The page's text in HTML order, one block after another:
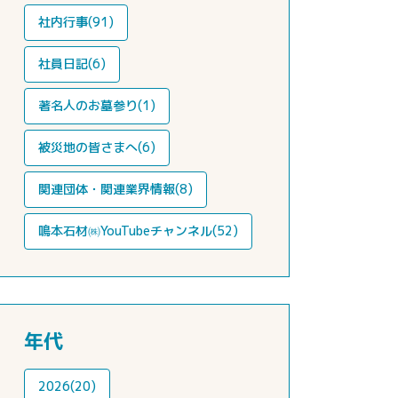
社内行事(91)
社員日記(6)
著名人のお墓参り(1)
被災地の皆さまへ(6)
関連団体・関連業界情報(8)
鳴本石材㈱YouTubeチャンネル(52)
年代
2026(20)